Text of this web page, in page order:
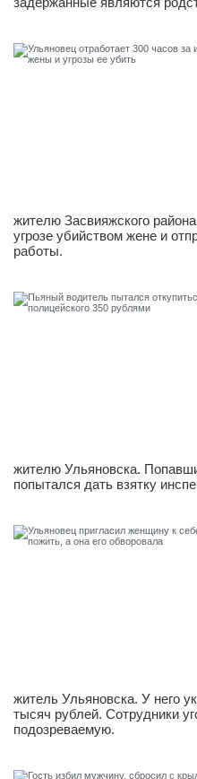
жителю Засвияжского
угрозе убийством жене и
работы.
жителю Ульяновска.
попытался дать взятку
житель Ульяновска. У него
тысяч рублей. Сотрудники
подозреваемую.